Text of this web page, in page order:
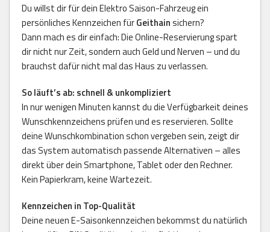
Du willst dir für dein Elektro Saison-Fahrzeug ein
persönliches Kennzeichen fürGeithainsichern?
Dann mach es dir einfach: Die Online-Reservierung spart
dir nicht nur Zeit, sondern auch Geld und Nerven – und du
brauchst dafür nicht mal das Haus zu verlassen.
So läuft’s ab: schnell & unkompliziert
In nur wenigen Minuten kannst du die Verfügbarkeit deines
Wunschkennzeichens prüfen und es reservieren. Sollte
deine Wunschkombination schon vergeben sein, zeigt dir
das System automatisch passende Alternativen – alles
direkt über dein Smartphone, Tablet oder den Rechner.
Kein Papierkram, keine Wartezeit.
Kennzeichen in Top-Qualität
Deine neuen E-Saisonkennzeichen bekommst du natürlich